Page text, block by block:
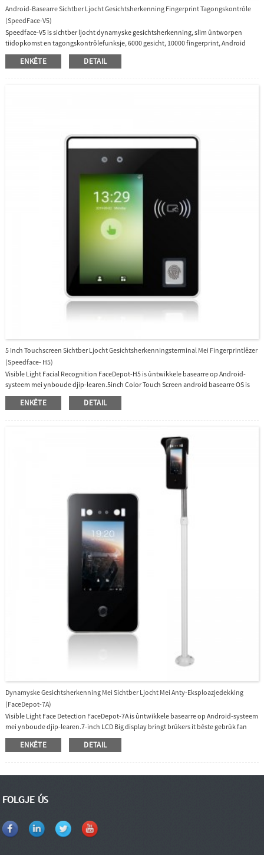
Android-Basearre Sichtber Ljocht Gesichtsherkenning Fingerprint Tagongskontrôle
(SpeedFace-V5)
Speedface-V5 is sichtber ljocht dynamyske gesichtsherkenning, slim ûntworpen
tiidopkomst en tagongskontrôlefunksje, 6000 gesicht, 10000 fingerprint, Android
bestjoeringssysteem, 5 inch touchscreen, It is basearre op sichtber ljocht, kin wurkje
ûnder it sterke sinneljocht, wy hawwe web basearre software foar behear.It is maklik
ENKÊTE DETAIL
5 Inch Touchscreen Sichtber Ljocht Gesichtsherkenningsterminal Mei Fingerprintlêzer
(Speedface- H5)
Visible Light Facial Recognition FaceDepot-H5 is ûntwikkele basearre op Android-
systeem mei ynboude djip-learen.5inch Color Touch Screen android basearre OS is
brûkerfreonlike ynterface.H5 stipet gesicht, fingerprinten, kaarten yn standert
apparaat.Snelle snelheid dynamyske gesichtsherkenning minder dan 1 sekonde.
ENKÊTE DETAIL
Dynamyske Gesichtsherkenning Mei Sichtber Ljocht Mei Anty-Eksploazjedekking
(FaceDepot-7A)
Visible Light Face Detection FaceDepot-7A is ûntwikkele basearre op Android-systeem
mei ynboude djip-learen.7-inch LCD Big display bringt brûkers it bêste gebrûk fan
ûnderfiningen.7A is ûntworpen mei anty-eksploazjebedekking en Splash-proof
ûntwerp om it mooglik te meitsjen om bûten te wurkjen ûnder sterk sinneljocht.
ENKÊTE DETAIL
FOLGJE ÚS